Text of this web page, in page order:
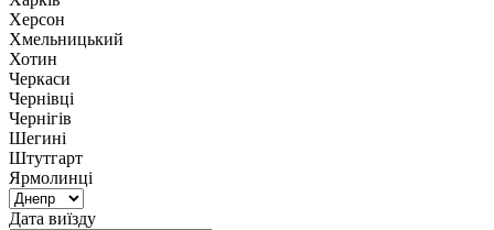
Херсон
Хмельницький
Хотин
Черкаси
Чернівці
Чернігів
Шегині
Штутгарт
Ярмолинці
Дата виїзду